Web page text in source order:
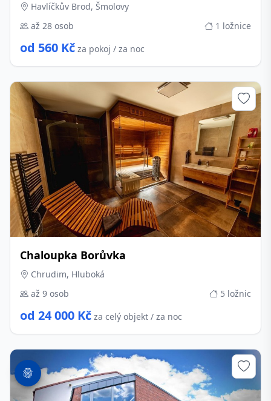
Havlíčkův Brod, Šmolovy
až 28 osob
1 ložnice
od 560 Kč za pokoj / za noc
Chaloupka Borůvka
Chrudim, Hluboká
až 9 osob
5 ložnic
od 24 000 Kč za celý objekt / za noc